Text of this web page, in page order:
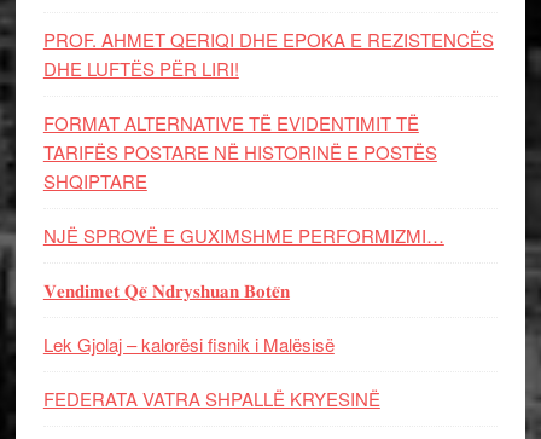
PROF. AHMET QERIQI DHE EPOKA E REZISTENCЁS
DHE LUFTЁS PЁR LIRI!
FORMAT ALTERNATIVE TË EVIDENTIMIT TË
TARIFËS POSTARE NË HISTORINË E POSTËS
SHQIPTARE
NJË SPROVË E GUXIMSHME PERFORMIZMI…
𝐕𝐞𝐧𝐝𝐢𝐦𝐞𝐭 𝐐𝐞̈ 𝐍𝐝𝐫𝐲𝐬𝐡𝐮𝐚𝐧 𝐁𝐨𝐭𝐞̈𝐧
Lek Gjolaj – kalorësi fisnik i Malësisë
FEDERATA VATRA SHPALLË KRYESINË